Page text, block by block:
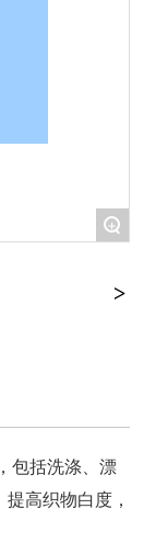
+
包括洗涤、漂
高织物白度，